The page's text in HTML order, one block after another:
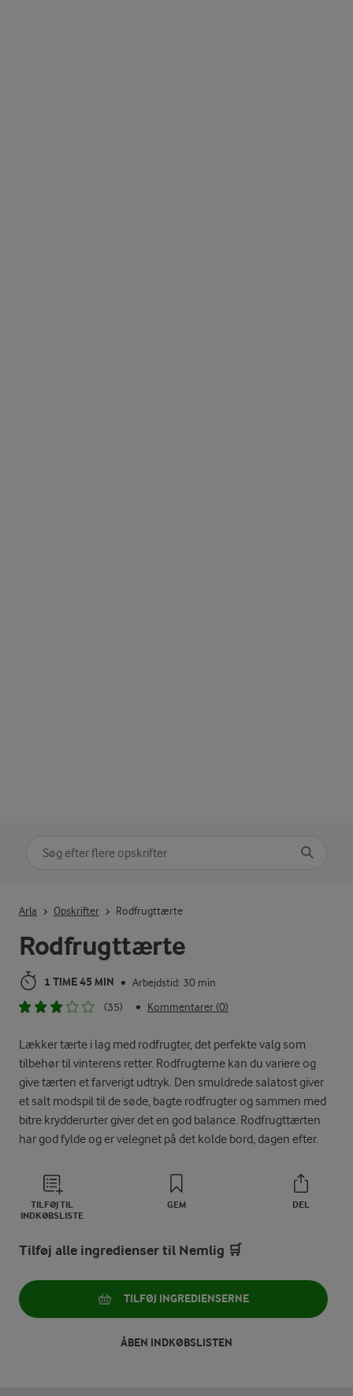
Rodfrugttærte
1 TIME 45 MIN • Arbejdstid: 30 min
(35)
• Kommentarer (0)
Lækker tærte i lag med rodfrugter, det perfekte valg som
tilbehør til vinterens retter. Rodfrugterne kan du variere og
give tærten et farverigt udtryk. Den smuldrede salatost giver
et salt modspil til de søde, bagte rodfrugter og sammen med
bitre krydderurter giver det en god balance. Rodfrugttærten
har god fylde og er velegnet på det kolde bord, dagen efter.
TILFØJ TIL
INDKØBSLISTE
GEM DEL
Arla Opskrifter Rodfrugttærte
Tilføj alle ingredienser til Nemlig 🛒
TILFØJ INGREDIENSERNE
ÅBEN INDKØBSLISTEN
Søg på kategori